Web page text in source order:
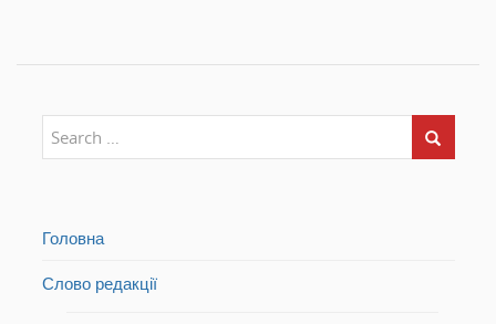
Головна
Слово редакції